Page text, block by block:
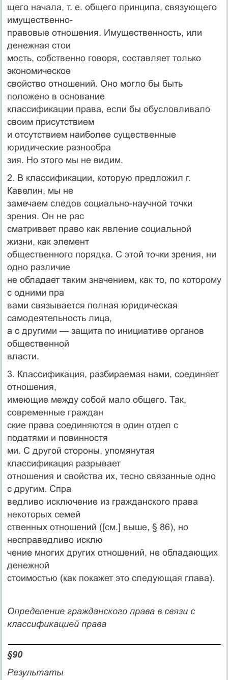
щего начала, т. е. общего принципа, связующего
имущественно-
правовые отношения. Имущественность, или
денежная стои­
мость, собственно говоря, составляет только
экономическое
свойство отношений. Оно могло бы быть
положено в основание
классификации права, если бы обусловливало
своим присутствием
и отсутствием наиболее существенные
юридические разнообра­
зия. Но этого мы не видим.
2. В классификации, которую предложил г.
Кавелин, мы не
замечаем следов социально-научной точки
зрения. Он не рас­
сматривает право как явление социальной
жизни, как элемент
общественного порядка. С этой точки зрения, ни
одно различие
не обладает таким значением, как то, по которому
с одними пра­
вами связывается полная юридическая
самодеятельность лица,
а с другими — защита по инициативе органов
общественной
власти.
3. Классификация, разбираемая нами, соединяет
отношения,
имеющие между собой мало общего. Так,
современные граждан­
ские права соединяются в один отдел с
податями и повинностя­
ми. С другой стороны, упомянутая
классификация разрывает
отношения и свойства их, тесно связанные одно
с другим. Спра­
ведливо исключение из гражданского права
некоторых семей­
ственных отношений ([см.] выше, § 86), но
несправедливо исклю­
чение многих других отношений, не обладающих
денежной
стоимостью (как покажет это следующая глава).
Определение гражданского права в связи с
классификацией права
§90
Результаты